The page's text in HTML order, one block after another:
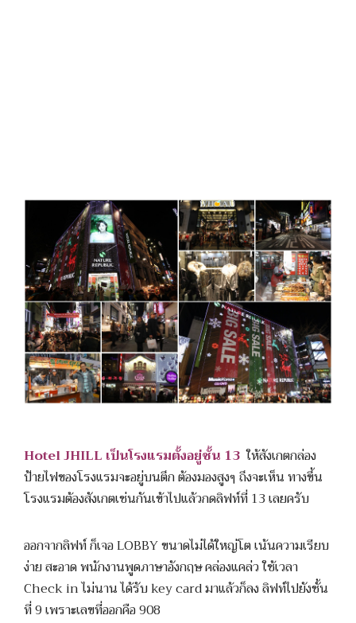
Hotel JHILL เป็นโรงแรมตั้งอยู่ชั้น 13 ให้สังเกตกล่อง
ป้ายไฟของโรงแรมจะอยู่บนตึก ต้องมองสูงๆ ถึงจะเห็น ทางขึ้น
โรงแรมต้องสังเกตเช่นกันเข้าไปแล้วกดลิฟท์ที่ 13 เลยครับ
ออกจากลิฟท์ ก็เจอ LOBBY ขนาดไม่ได้ใหญ่โต เน้นความเรียบ
ง่าย สะอาด พนักงานพูดภาษาอังกฤษ คล่องแคล่ว ใช้เวลา
Check in ไม่นาน ได้รับ key card มาแล้วก็ลง ลิฟท์ไปยังชั้น
ที่ 9 เพราะเลขที่ออกคือ 908